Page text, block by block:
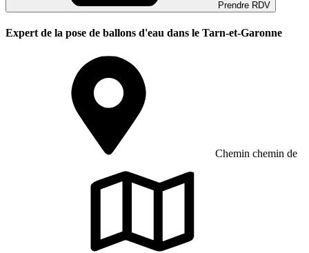
Prendre RDV
Expert de la pose de ballons d'eau dans le Tarn-et-Garonne
Chemin chemin de